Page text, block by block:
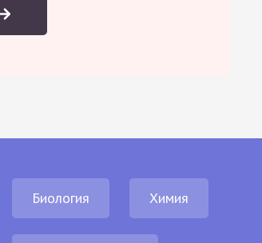
Биология Химия